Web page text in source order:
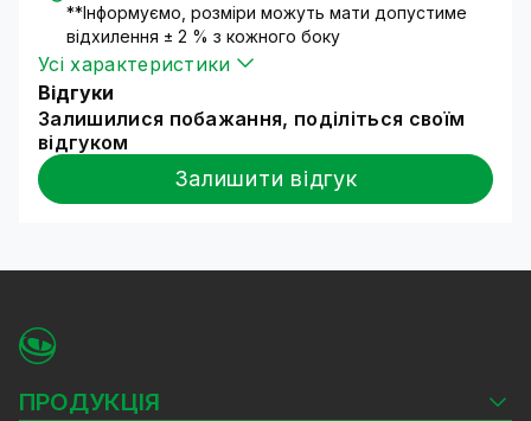
**Інформуємо, розміри можуть мати допустиме
відхилення ± 2 % з кожного боку
Усі характеристики
Відгуки
Залишилися побажання, поділіться своїм
відгуком
Залишити відгук
ПРОДУКЦІЯ